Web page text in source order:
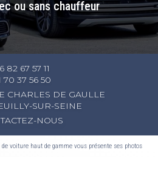
ou sans chauffeur
82 67 57 11
70 37 56 50
CHARLES DE GAULLE
SUR-SEINE
NOUS
voiture haut de gamme vous présente ses photos